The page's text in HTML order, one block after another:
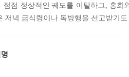
점점 정상적인 궤도를 이탈하고, 홍
저녁 금식령이나 독방행을 선고받기